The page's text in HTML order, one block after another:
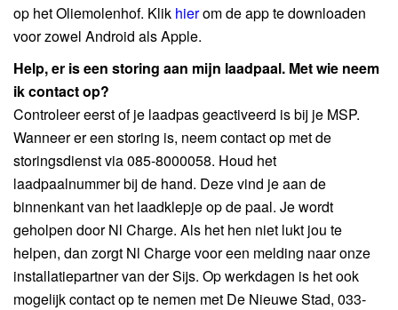
op het Oliemolenhof. Klik hierom de app te downloaden
voor zowel Android als Apple.
Help, er is een storing aan mijn laadpaal. Met wie neem
ik contact op?
Controleer eerst of je laadpas geactiveerd is bij je MSP.
Wanneer er een storing is, neem contact op met de
storingsdienst via 085-8000058. Houd het
laadpaalnummer bij de hand. Deze vind je aan de
binnenkant van het laadklepje op de paal. Je wordt
geholpen door Nl Charge. Als het hen niet lukt jou te
helpen, dan zorgt Nl Charge voor een melding naar onze
installatiepartner van der Sijs. Op werkdagen is het ook
mogelijk contact op te nemen met De Nieuwe Stad, 033-